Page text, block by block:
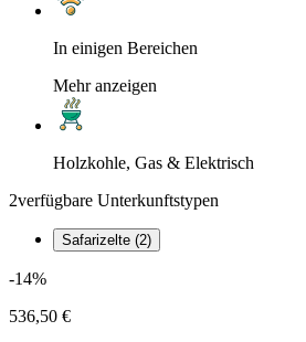
In einigen Bereichen
Mehr anzeigen
Holzkohle, Gas & Elektrisch
2verfügbare Unterkunftstypen
Safarizelte (2)
-14%
536,50 €